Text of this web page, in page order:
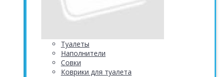
Туалеты
Наполнители
Совки
Коврики для туалета